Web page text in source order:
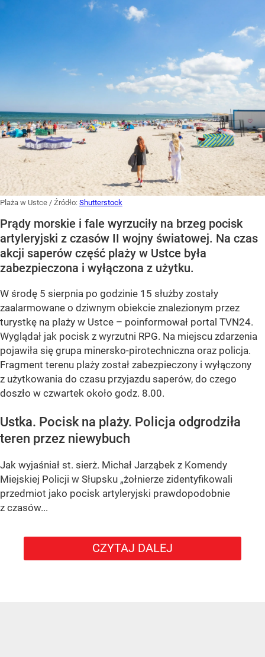
Plaża w Ustce / Źródło: Shutterstock
Prądy morskie i fale wyrzuciły na brzeg pocisk
artyleryjski z czasów II wojny światowej. Na czas
akcji saperów część plaży w Ustce była
zabezpieczona i wyłączona z użytku.
W środę 5 sierpnia po godzinie 15 służby zostały
zaalarmowane o dziwnym obiekcie znalezionym przez
turystkę na plaży w Ustce – poinformował portal TVN24.
Wyglądał jak pocisk z wyrzutni RPG. Na miejscu zdarzenia
pojawiła się grupa minersko-pirotechniczna oraz policja.
Fragment terenu plaży został zabezpieczony i wyłączony
z użytkowania do czasu przyjazdu saperów, do czego
doszło w czwartek około godz. 8.00.
Ustka. Pocisk na plaży. Policja odgrodziła
teren przez niewybuch
Jak wyjaśniał st. sierż. Michał Jarząbek z Komendy
Miejskiej Policji w Słupsku „żołnierze zidentyfikowali
przedmiot jako pocisk artyleryjski prawdopodobnie
z czasów...
CZYTAJ DALEJ